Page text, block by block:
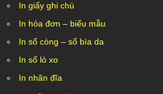
In giấy ghi chú
In hóa đơn – biểu mẫu
In sổ còng – sổ bìa da
In sổ lò xo
In nhãn đĩa